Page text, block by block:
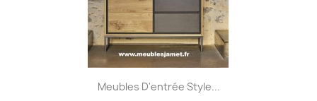
Meubles D'entrée Style...